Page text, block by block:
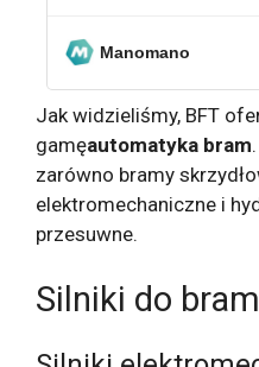
Manomano
Jak widzieliśmy, BFT
gamęautomatyka bram
zarówno bramy
elektromechaniczne i
przesuwne.
Silniki do